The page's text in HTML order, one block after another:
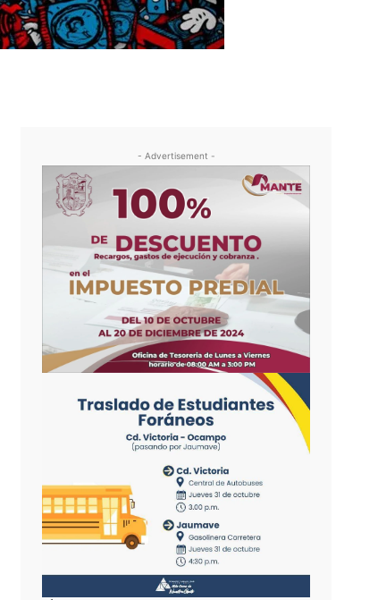
- Advertisement -